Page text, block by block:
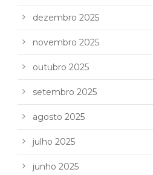
dezembro 2025
novembro 2025
outubro 2025
setembro 2025
agosto 2025
julho 2025
junho 2025